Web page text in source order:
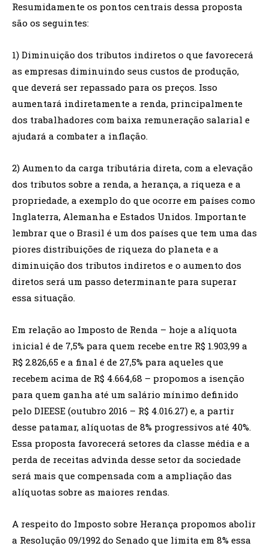
Resumidamente os pontos centrais dessa proposta
são os seguintes:
1) Diminuição dos tributos indiretos o que favorecerá
as empresas diminuindo seus custos de produção,
que deverá ser repassado para os preços. Isso
aumentará indiretamente a renda, principalmente
dos trabalhadores com baixa remuneração salarial e
ajudará a combater a inflação.
2) Aumento da carga tributária direta, com a elevação
dos tributos sobre a renda, a herança, a riqueza e a
propriedade, a exemplo do que ocorre em países como
Inglaterra, Alemanha e Estados Unidos. Importante
lembrar que o Brasil é um dos países que tem uma das
piores distribuições de riqueza do planeta e a
diminuição dos tributos indiretos e o aumento dos
diretos será um passo determinante para superar
essa situação.
Em relação ao Imposto de Renda – hoje a alíquota
inicial é de 7,5% para quem recebe entre R$ 1.903,99 a
R$ 2.826,65 e a final é de 27,5% para aqueles que
recebem acima de R$ 4.664,68 – propomos a isenção
para quem ganha até um salário mínimo definido
pelo DIEESE (outubro 2016 – R$ 4.016.27) e, a partir
desse patamar, alíquotas de 8% progressivos até 40%.
Essa proposta favorecerá setores da classe média e a
perda de receitas advinda desse setor da sociedade
será mais que compensada com a ampliação das
alíquotas sobre as maiores rendas.
A respeito do Imposto sobre Herança propomos abolir
a Resolução 09/1992 do Senado que limita em 8% essa